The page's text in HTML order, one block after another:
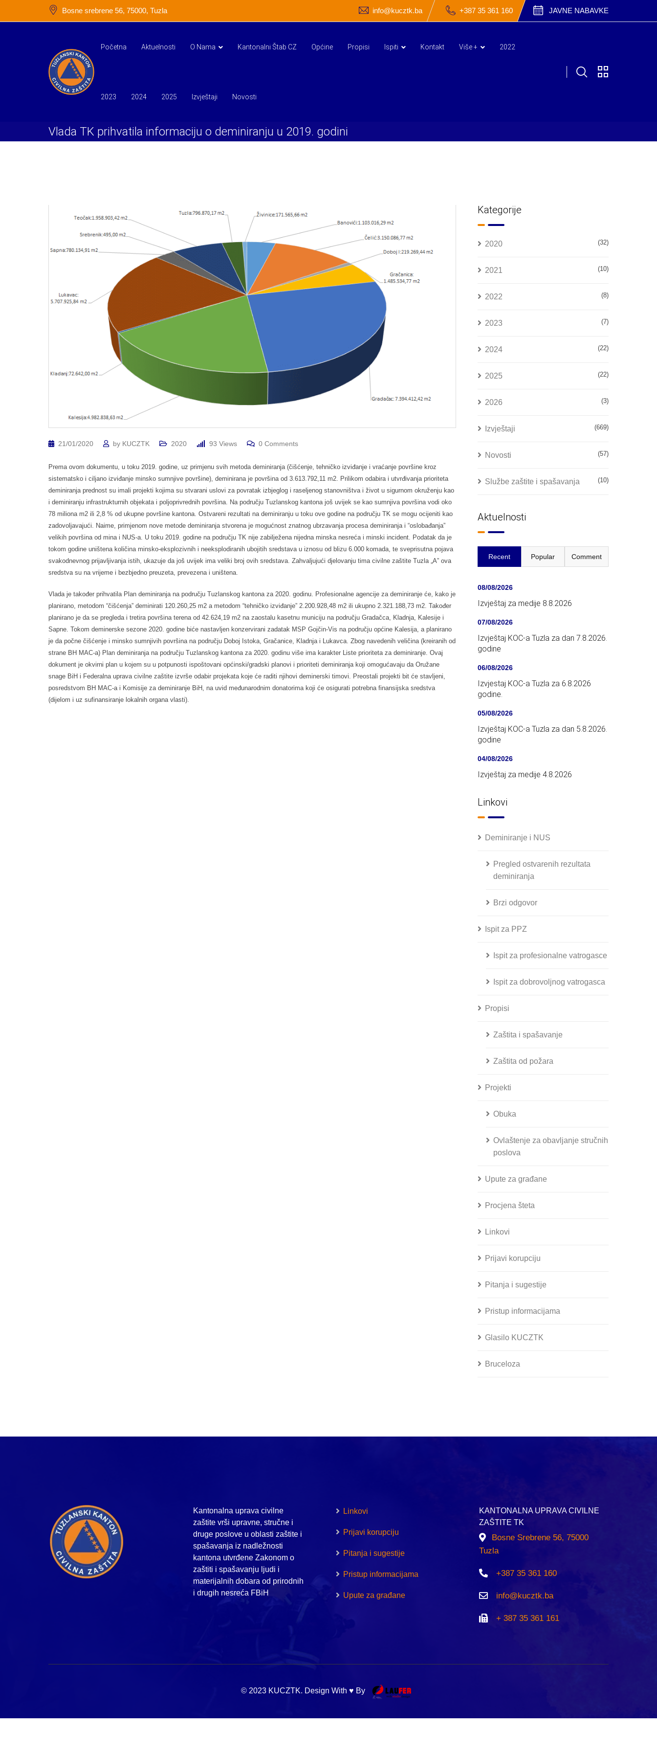
Bosne srebrene 56, 75000, Tuzla info@kucztk.ba +387 35 361 160 JAVNE NABAVKE
Početna Aktuelnosti O Nama Kantonalni Štab CZ Općine Propisi Ispiti Kontakt Više + 2022
2023 2024 2025 Izvještaji Novosti
Vlada TK prihvatila informaciju o deminiranju u 2019. godini
21/01/2020 by KUCZTK 2020 93 Views 0 Comments
Prema ovom dokumentu, u toku 2019. godine, uz primjenu svih metoda deminiranja (čišćenje, tehničko izviđanje i vraćanje površine kroz
sistematsko i ciljano izviđanje minsko sumnjive površine), deminirana je površina od 3.613.792,11 m2. Prilikom odabira i utvrđivanja prioriteta
deminiranja prednost su imali projekti kojima su stvarani uslovi za povratak izbjeglog i raseljenog stanovništva i život u sigurnom okruženju kao
i deminiranju infrastrukturnih objekata i poljoprivrednih površina. Na području Tuzlanskog kantona još uvijek se kao sumnjiva površina vodi oko
78 miliona m2 ili 2,8 % od ukupne površine kantona. Ostvareni rezultati na deminiranju u toku ove godine na području TK se mogu ocijeniti kao
zadovoljavajući. Naime, primjenom nove metode deminiranja stvorena je mogućnost znatnog ubrzavanja procesa deminiranja i “oslobađanja”
velikih površina od mina i NUS-a. U toku 2019. godine na području TK nije zabilježena nijedna minska nesreća i minski incident. Podatak da je
tokom godine uništena količina minsko-eksplozivnih i neeksplodiranih ubojitih sredstava u iznosu od blizu 6.000 komada, te sveprisutna pojava
svakodnevnog prijavljivanja istih, ukazuje da još uvijek ima veliki broj ovih sredstava. Zahvaljujući djelovanju tima civilne zaštite Tuzla „A” ova
sredstva su na vrijeme i bezbjedno preuzeta, prevezena i uništena.
Vlada je također prihvatila Plan deminiranja na području Tuzlanskog kantona za 2020. godinu. Profesionalne agencije za deminiranje će, kako je
planirano, metodom “čišćenja” deminirati 120.260,25 m2 a metodom “tehničko izviđanje” 2.200.928,48 m2 ili ukupno 2.321.188,73 m2. Također
planirano je da se pregleda i tretira površina terena od 42.624,19 m2 na zaostalu kasetnu municiju na području Gradačca, Kladnja, Kalesije i
Sapne. Tokom deminerske sezone 2020. godine biće nastavljen konzervirani zadatak MSP Gojčin-Vis na području općine Kalesija, a planirano
je da počne čišćenje i minsko sumnjivih površina na području Doboj Istoka, Gračanice, Kladnja i Lukavca. Zbog navedenih veličina (kreiranih od
strane BH MAC-a) Plan deminiranja na području Tuzlanskog kantona za 2020. godinu više ima karakter Liste prioriteta za deminiranje. Ovaj
dokument je okvirni plan u kojem su u potpunosti ispoštovani općinski/gradski planovi i prioriteti deminiranja koji omogućavaju da Oružane
snage BiH i Federalna uprava civilne zaštite izvrše odabir projekata koje će raditi njihovi deminerski timovi. Preostali projekti bit će stavljeni,
posredstvom BH MAC-a i Komisije za deminiranje BiH, na uvid međunarodnim donatorima koji će osigurati potrebna finansijska sredstva
(dijelom i uz sufinansiranje lokalnih organa vlasti).
Kategorije
2020 (32)
2021 (10)
2022 (8)
2023 (7)
2024 (22)
2025 (22)
2026 (3)
Izvještaji (669)
Novosti (57)
Službe zaštite i spašavanja (10)
Aktuelnosti
Recent Popular Comment
08/08/2026
Izvještaj za medije 8.8.2026
07/08/2026
Izvještaj KOC-a Tuzla za dan 7.8.2026.
godine
06/08/2026
Izvjestaj KOC-a Tuzla za 6.8.2026
godine.
05/08/2026
Izvještaj KOC-a Tuzla za dan 5.8.2026.
godine
04/08/2026
Izvještaj za medije 4.8.2026
Linkovi
Deminiranje i NUS
Pregled ostvarenih rezultata
deminiranja
Brzi odgovor
Ispit za PPZ
Ispit za profesionalne vatrogasce
Ispit za dobrovoljnog vatrogasca
Propisi
Zaštita i spašavanje
Zaštita od požara
Projekti
Obuka
Ovlaštenje za obavljanje stručnih
poslova
Upute za građane
Procjena šteta
Linkovi
Prijavi korupciju
Pitanja i sugestije
Pristup informacijama
Glasilo KUCZTK
Bruceloza
Kantonalna uprava civilne
zaštite vrši upravne, stručne i
druge poslove u oblasti zaštite i
spašavanja iz nadležnosti
kantona utvrđene Zakonom o
zaštiti i spašavanju ljudi i
materijalnih dobara od prirodnih
i drugih nesreća FBiH
Linkovi
Prijavi korupciju
Pitanja i sugestije
Pristup informacijama
Upute za građane
KANTONALNA UPRAVA CIVILNE
ZAŠTITE TK
Bosne Srebrene 56, 75000
Tuzla
+387 35 361 160
info@kucztk.ba
+ 387 35 361 161
© 2023 KUCZTK. Design With ♥ By